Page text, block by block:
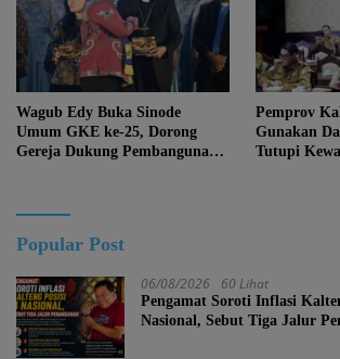
Wagub Edy Buka Sinode
Umum GKE ke-25, Dorong
Gereja Dukung Pembangunan
Pemprov
Gunakan
Tutupi
Popular Post
06/08/2026 60 Lihat
Pengamat Soroti Inflasi
Nasional, Sebut Tiga Jalur